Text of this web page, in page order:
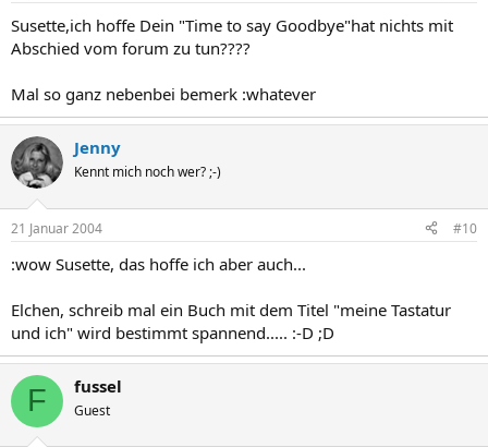
Susette,ich hoffe Dein "Time to say Goodbye"hat nichts mit
Abschied vom forum zu tun????
Mal so ganz nebenbei bemerk :whatever
Jenny
Kennt mich noch wer? ;-)
21 Januar 2004 #10
:wow Susette, das hoffe ich aber auch...
Elchen, schreib mal ein Buch mit dem Titel "meine Tastatur
und ich" wird bestimmt spannend..... :-D ;D
F fussel
Guest